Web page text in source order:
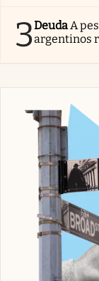
3DeudaA
argentinos